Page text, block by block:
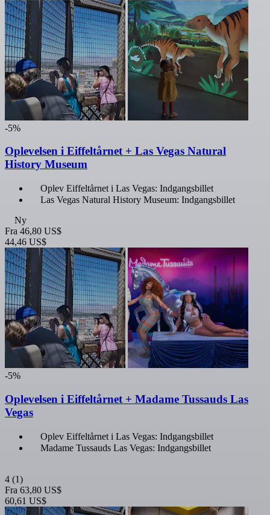
-5%
Oplevelsen i Eiffeltårnet + Las Vegas Natural
History Museum
Oplev Eiffeltårnet i Las Vegas: Indgangsbillet
Las Vegas Natural History Museum: Indgangsbillet
Ny
Fra 46,80 US$
44,46 US$
-5%
Oplevelsen i Eiffeltårnet + Madame Tussauds Las
Vegas
Oplev Eiffeltårnet i Las Vegas: Indgangsbillet
Madame Tussauds Las Vegas: Indgangsbillet
4 (1)
Fra 63,80 US$
60,61 US$